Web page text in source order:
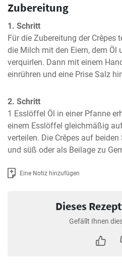
Zubereitung
1. Schritt
Für die Zubereitung der Crêpes
die Milch mit den Eiern, dem Öl
verquirlen. Dann mit einem
einrühren und eine Prise Salz
2. Schritt
1 Esslöffel Öl in einer Pfanne
einem Esslöffel gleichmäßig
verteilen. Die Crêpes auf
und süß oder als Beilage zu
Eine Notiz hinzufügen
Dieses
Gefällt Ihnen